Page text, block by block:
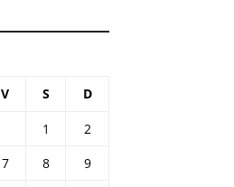
V S D
1
2
7 8
9